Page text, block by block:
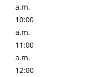
a.m.
10:00
a.m.
11:00
a.m.
12:00